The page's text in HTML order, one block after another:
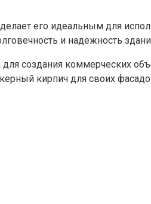
его идеальным для
и надежность
создания коммерческих
кирпич для своих